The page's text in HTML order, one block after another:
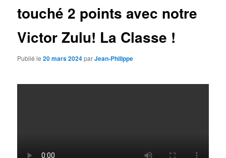
touché 2 points avec notre
Victor Zulu! La Classe !
Publié le20 mars 2024parJean-Philippe